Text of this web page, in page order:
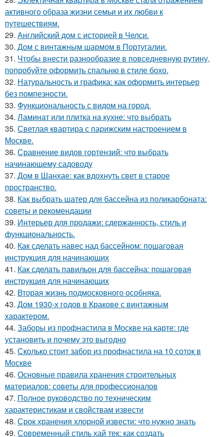
активного образа жизни семьи и их любви к
путешествиям.
29. Английский дом с историей в Челси.
30. Дом с винтажным шармом в Португалии.
31. Чтобы внести разнообразие в повседневную рутину,
попробуйте оформить спальню в стиле бохо.
32. Натуральность и графика: как оформить интерьер
без помпезности.
33. Функциональность с видом на город.
34. Ламинат или плитка на кухне: что выбрать
35. Светлая квартира с парижским настроением в
Москве.
36. Сравнение видов гортензий: что выбрать
начинающему садоводу
37. Дом в Шанхае: как вдохнуть свет в старое
пространство.
38. Как выбрать шатер для бассейна из поликарбоната:
советы и рекомендации
39. Интерьер для продажи: сдержанность, стиль и
функциональность.
40. Как сделать навес над бассейном: пошаговая
инструкция для начинающих
41. Как сделать павильон для бассейна: пошаговая
инструкция для начинающих
42. Вторая жизнь подмосковного особняка.
43. Дом 1930-х годов в Кракове с винтажным
характером.
44. Заборы из профнастила в Москве на карте: где
установить и почему это выгодно
45. Сколько стоит забор из профнастила на 10 соток в
Москве
46. Основные правила хранения строительных
материалов: советы для профессионалов
47. Полное руководство по техническим
характеристикам и свойствам извести
48. Срок хранения хлорной извести: что нужно знать
49. Современный стиль хай тек: как создать